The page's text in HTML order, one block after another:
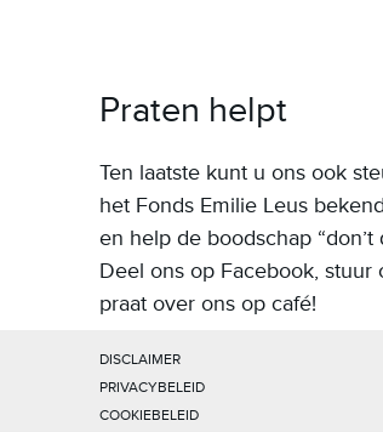
Praten helpt
Ten laatste kunt u ons ook
het Fonds Emilie Leus
en help de boodschap
Deel ons op Facebook,
praat over ons op café!
DISCLAIMER
PRIVACYBELEID
COOKIEBELEID